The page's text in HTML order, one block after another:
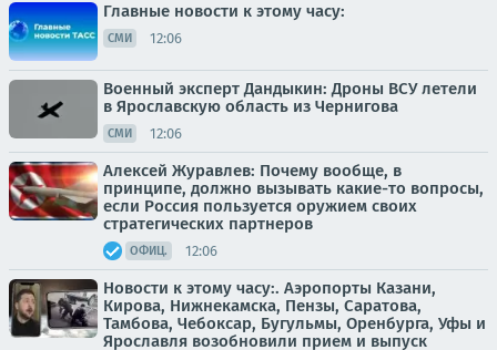
Главные новости к этому часу:
СМИ 12:06
Военный эксперт Дандыкин: Дроны ВСУ летели
в Ярославскую область из Чернигова
СМИ 12:06
Алексей Журавлев: Почему вообще, в
принципе, должно вызывать какие-то вопросы,
если Россия пользуется оружием своих
стратегических партнеров
ОФИЦ. 12:06
Новости к этому часу:. Аэропорты Казани,
Кирова, Нижнекамска, Пензы, Саратова,
Тамбова, Чебоксар, Бугульмы, Оренбурга, Уфы и
Ярославля возобновили прием и выпуск